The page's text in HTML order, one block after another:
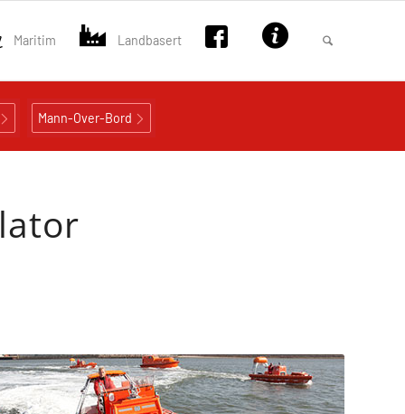
Maritim Landbasert
Mann-Over-Bord